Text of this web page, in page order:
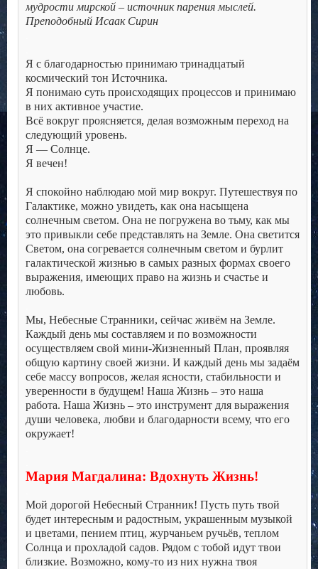
мудрости мирской – источник парения мыслей.
Преподобный Исаак Сирин
Я с благодарностью принимаю тринадцатый
космический тон Источника.
Я понимаю суть происходящих процессов и принимаю
в них активное участие.
Всё вокруг проясняется, делая возможным переход на
следующий уровень.
Я — Солнце.
Я вечен!
Я спокойно наблюдаю мой мир вокруг. Путешествуя по
Галактике, можно увидеть, как она насыщена
солнечным светом. Она не погружена во тьму, как мы
это привыкли себе представлять на Земле. Она светится
Светом, она согревается солнечным светом и бурлит
галактической жизнью в самых разных формах своего
выражения, имеющих право на жизнь и счастье и
любовь.
Мы, Небесные Странники, сейчас живём на Земле.
Каждый день мы составляем и по возможности
осуществляем свой мини-Жизненный План, проявляя
общую картину своей жизни. И каждый день мы задаём
себе массу вопросов, желая ясности, стабильности и
уверенности в будущем! Наша Жизнь – это наша
работа. Наша Жизнь – это инструмент для выражения
души человека, любви и благодарности всему, что его
окружает!
Мария Магдалина: Вдохнуть Жизнь!
Мой дорогой Небесный Странник! Пусть путь твой
будет интересным и радостным, украшенным музыкой
и цветами, пением птиц, журчаньем ручьёв, теплом
Солнца и прохладой садов. Рядом с тобой идут твои
близкие. Возможно, кому-то из них нужна твоя